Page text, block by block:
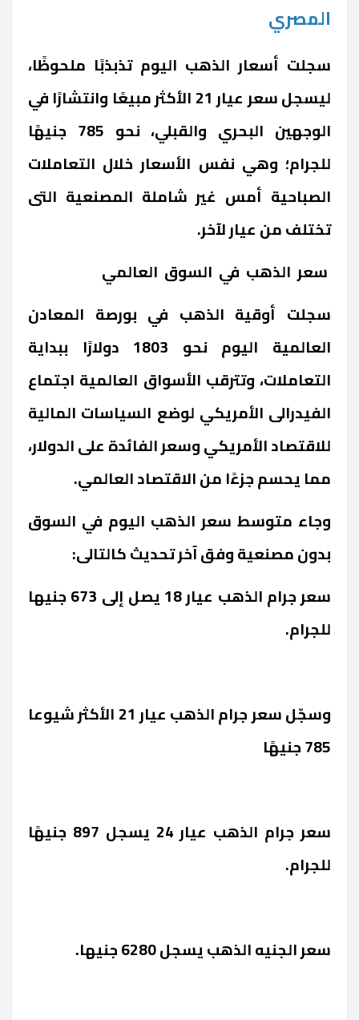
المصري
سجلت أسعار الذهب اليوم تذبذبًا ملحوظًا،
ليسجل سعر عيار 21 الأكثر مبيعًا وانتشارًا في
الوجهين البحري والقبلي، نحو 785 جنيهًا
للجرام؛ وهي نفس الأسعار خلال التعاملات
الصباحية أمس غير شاملة المصنعية التى
تختلف من عيار لآخر.
سعر الذهب في السوق العالمي
سجلت أوقية الذهب في بورصة المعادن
العالمية اليوم نحو 1803 دولارًا ببداية
التعاملات، وتترقب الأسواق العالمية اجتماع
الفيدرالى الأمريكي لوضع السياسات المالية
للاقتصاد الأمريكي وسعر الفائدة على الدولار،
مما يحسم جزءًا من الاقتصاد العالمي.
وجاء متوسط سعر الذهب اليوم في السوق
بدون مصنعية وفق آخر تحديث كالتالى:
سعر جرام الذهب عيار 18 يصل إلى 673 جنيها
للجرام.
وسجّل سعر جرام الذهب عيار 21 الأكثر شيوعا
785 جنيهًا
سعر جرام الذهب عيار 24 يسجل 897 جنيهًا
للجرام.
سعر الجنيه الذهب يسجل 6280 جنيها.